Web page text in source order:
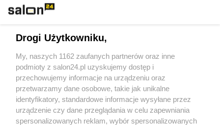
Sport
Społeczeństwo
Kultura
Drogi Użytkowniku,
My, naszych 1162 zaufanych partnerów oraz inne
podmioty z salon24.pl uzyskujemy dostęp i
przechowujemy informacje na urządzeniu oraz
przetwarzamy dane osobowe, takie jak unikalne
identyfikatory, standardowe informacje wysyłane przez
urządzenie czy dane przeglądania w celu zapewniania
spersonalizowanych reklam, wybór spersonalizowanych